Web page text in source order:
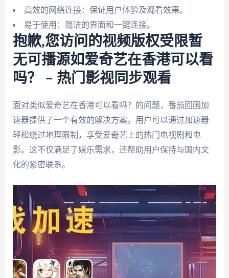
高效的网络连接：保证用户体验及观看效果。
易于使用：简洁的界面和一键连接。
抱歉,您访问的视频版权受限暂
无可播源如爱奇艺在香港可以看
吗？ – 热门影视同步观看
面对类似爱奇艺在香港可以看吗？的问题，番茄回国加
速器提供了一个有效的解决方案。用户可以通过加速器
轻松绕过地理限制，享受爱奇艺上的热门电视剧和电
影。这不仅满足了娱乐需求，还帮助用户保持与国内文
化的紧密联系。